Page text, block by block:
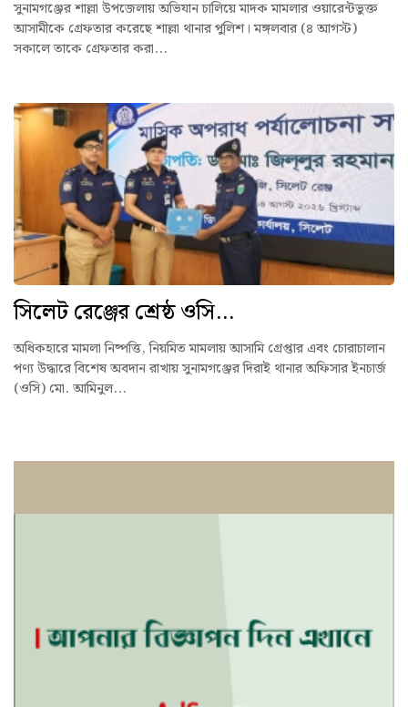
সুনামগঞ্জের শাল্লা উপজেলায় অভিযান চালিয়ে মাদক মামলার ওয়ারেন্টভুক্ত
আসামীকে গ্রেফতার করেছে শাল্লা থানার পুলিশ। মঙ্গলবার (৪ আগস্ট)
সকালে তাকে গ্রেফতার করা...
সিলেট রেঞ্জের শ্রেষ্ঠ ওসি...
অধিকহারে মামলা নিষ্পত্তি, নিয়মিত মামলায় আসামি গ্রেপ্তার এবং চোরাচালান
পণ্য উদ্ধারে বিশেষ অবদান রাখায় সুনামগঞ্জের দিরাই থানার অফিসার ইনচার্জ
(ওসি) মো. আমিনুল...